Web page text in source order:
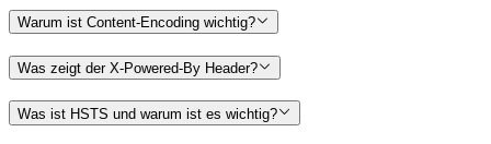
Warum ist Content-Encoding wichtig?
Was zeigt der X-Powered-By Header?
Was ist HSTS und warum ist es wichtig?